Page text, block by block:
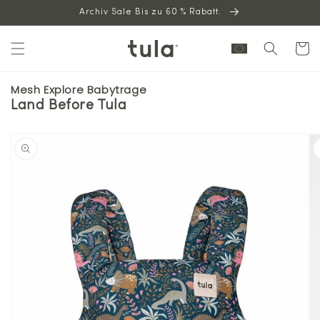
Archiv Sale Bis zu 60 % Rabatt.
Mesh Explore Babytrage
Land Before Tula